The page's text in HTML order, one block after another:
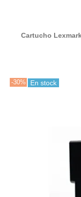
Cartucho
-30% En stock